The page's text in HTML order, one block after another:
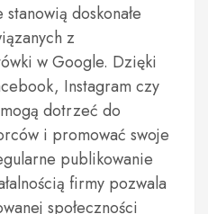
doskonałe
z
w Google. Dzięki
Instagram czy
dotrzeć do
i promować swoje
publikowanie
firmy pozwala
społeczności